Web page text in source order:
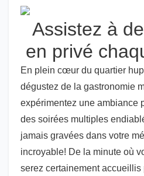
Assistez à
en privé
En plein cœur du quartier
dégustez de la gastronomie
expérimentez une ambiance
des soirées multiples
jamais gravées dans votre
incroyable! De la minute où
serez certainement